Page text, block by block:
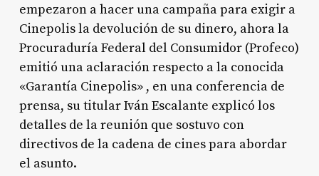
empezaron a hacer una campaña para exigir a
Cinepolis la devolución de su dinero, ahora la
Procuraduría Federal del Consumidor (Profeco)
emitió una aclaración respecto a la conocida
«Garantía Cinepolis» , en una conferencia de
prensa, su titular Iván Escalante explicó los
detalles de la reunión que sostuvo con
directivos de la cadena de cines para abordar
el asunto.